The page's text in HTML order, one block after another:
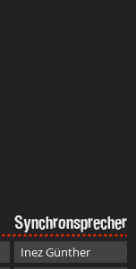
Synchronsprecher
Inez Günther